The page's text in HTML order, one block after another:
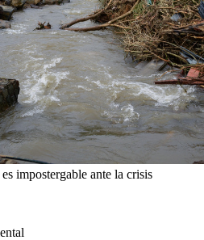
impostergable ante la crisis